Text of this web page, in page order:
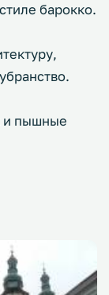
барокко.
и пышные